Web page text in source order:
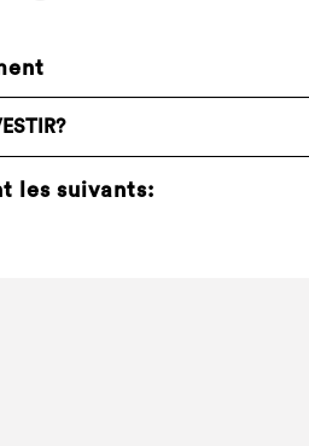
les suivants: